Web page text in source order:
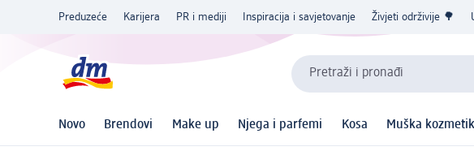
Preduzeće Karijera PR i mediji Inspiracija i savjetovanje Živjeti održivije 🌳
Pretraži i pronađi
Novo Brendovi Make up Njega i parfemi Kosa Muška